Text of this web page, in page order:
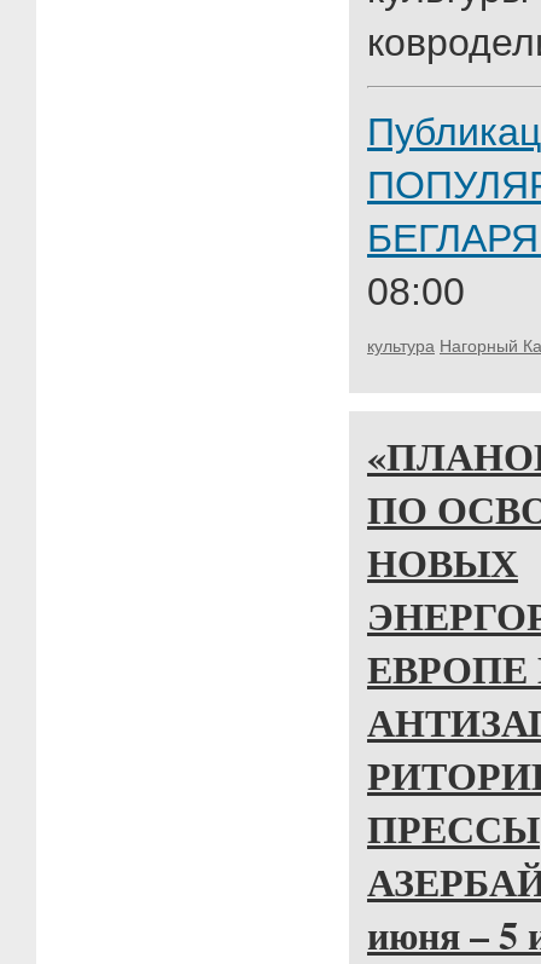
08:00
культура Нагорный
ПО
НОВЫХ
ПРЕССЫ
июня – 5